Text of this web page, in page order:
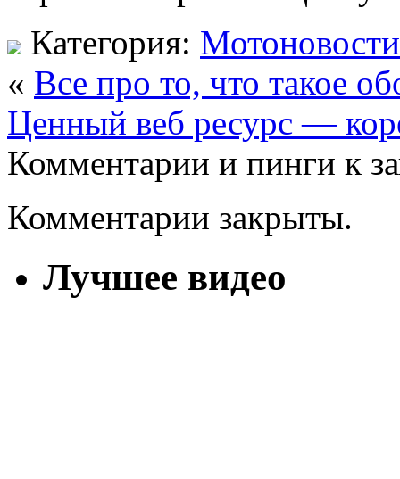
Категория: Мотоновости
« Все про то, что такое
Ценный веб ресурс —
Комментарии и пинги к
Комментарии закрыты.
Лучшее видео